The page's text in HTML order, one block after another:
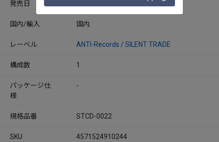
発売日
国内/輸入 国内
レーベル ANTI-Records / SILENT TRADE
構成数 1
パッケージ仕
様
-
規格品番 STCD-0022
SKU 4571524910244